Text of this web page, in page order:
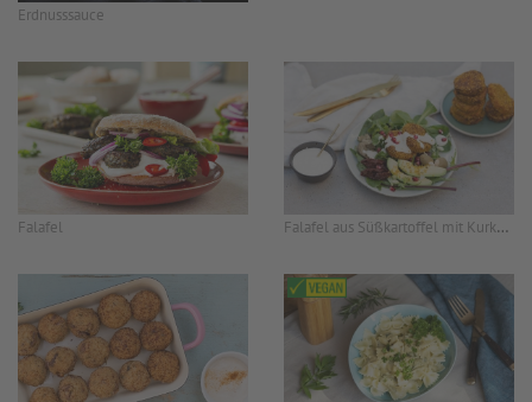
Erdnusssauce
Falafel Falafel aus Süßkartoffel mit Kurkuma und Gomasio